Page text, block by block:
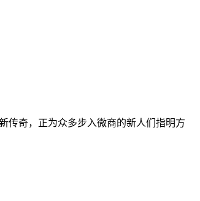
传奇，正为众多步入微商的新人们指明方